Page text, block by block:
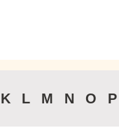
K L M N O P